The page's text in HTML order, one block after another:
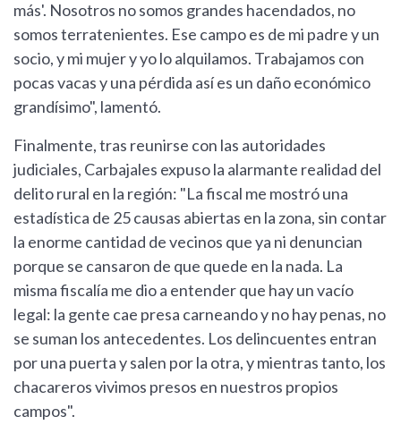
más'. Nosotros no somos grandes hacendados, no
somos terratenientes. Ese campo es de mi padre y un
socio, y mi mujer y yo lo alquilamos. Trabajamos con
pocas vacas y una pérdida así es un daño económico
grandísimo", lamentó.
Finalmente, tras reunirse con las autoridades
judiciales, Carbajales expuso la alarmante realidad del
delito rural en la región: "La fiscal me mostró una
estadística de 25 causas abiertas en la zona, sin contar
la enorme cantidad de vecinos que ya ni denuncian
porque se cansaron de que quede en la nada. La
misma fiscalía me dio a entender que hay un vacío
legal: la gente cae presa carneando y no hay penas, no
se suman los antecedentes. Los delincuentes entran
por una puerta y salen por la otra, y mientras tanto, los
chacareros vivimos presos en nuestros propios
campos".